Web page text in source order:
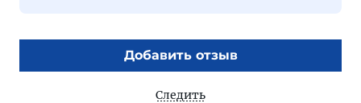
Добавить отзыв
Следить